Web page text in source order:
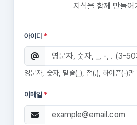
지식을 함께 만들어
아이디*
영문자, 숫자, 밑줄(_), 점(.), 하이픈(-)만
이메일*